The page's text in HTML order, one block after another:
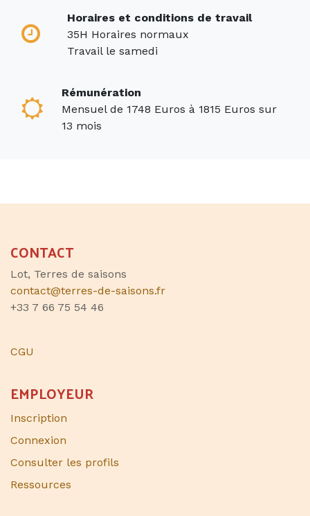
Horaires et conditions de travail
35H Horaires normaux
Travail le samedi
Rémunération
Mensuel de 1748 Euros à 1815 Euros sur
13 mois
CONTACT
Lot, Terres de saisons
contact@terres-de-saisons.fr
+33 7 66 75 54 46
CGU
EMPLOYEUR
Inscription
Connexion
Consulter les profils
Ressources